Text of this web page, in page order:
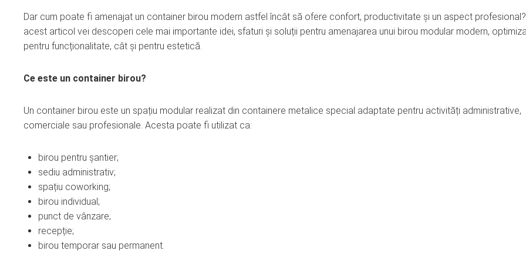
Dar cum poate fi amenajat un container birou modern astfel încât să ofere confort, productivitate și un aspect
acest articol vei descoperi cele mai importante idei, sfaturi și soluții pentru amenajarea unui birou modular modern,
pentru funcționalitate, cât și pentru estetică.
Ce este un container birou?
Un container birou este un spațiu modular realizat din containere metalice special adaptate pentru activități administrative,
comerciale sau profesionale. Acesta poate fi utilizat ca:
birou pentru șantier;
sediu administrativ;
spațiu coworking;
birou individual;
punct de vânzare;
recepție;
birou temporar sau permanent.